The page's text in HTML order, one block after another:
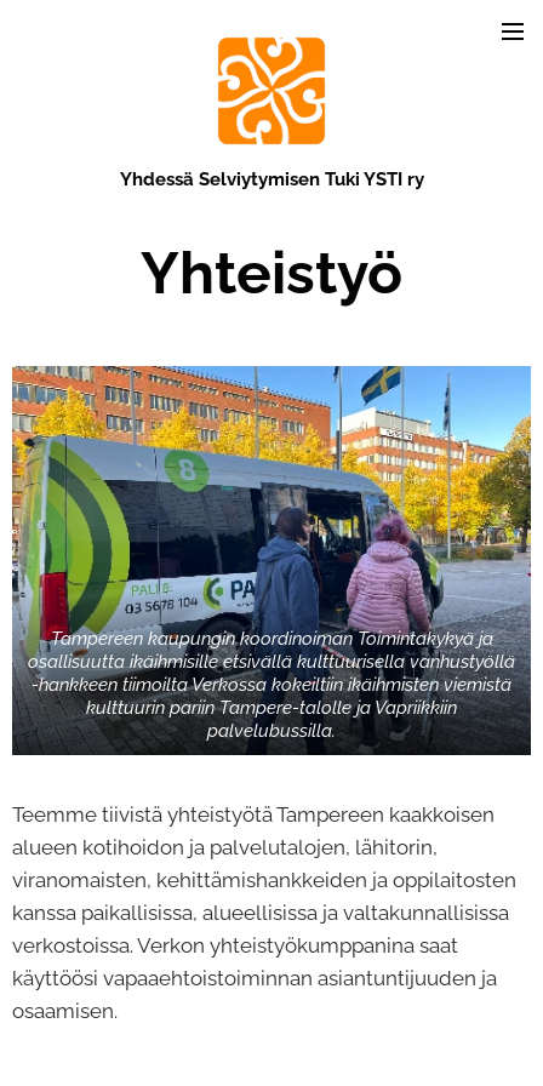
Yhdessä Selviytymisen Tuki YSTI ry
Yhteistyö
Tampereen kaupungin koordinoiman Toimintakykyä ja
osallisuutta ikäihmisille etsivällä kulttuurisella vanhustyöllä
-hankkeen tiimoilta Verkossa kokeiltiin ikäihmisten viemistä
kulttuurin pariin Tampere-talolle ja Vapriikkiin
palvelubussilla.
Teemme tiivistä yhteistyötä Tampereen kaakkoisen
alueen kotihoidon ja palvelutalojen, lähitorin,
viranomaisten, kehittämishankkeiden ja oppilaitosten
kanssa paikallisissa, alueellisissa ja valtakunnallisissa
verkostoissa. Verkon yhteistyökumppanina saat
käyttöösi vapaaehtoistoiminnan asiantuntijuuden ja
osaamisen.